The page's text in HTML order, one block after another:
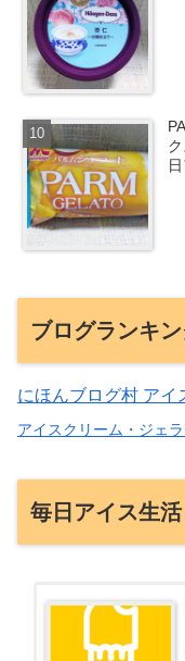
ブログランキ
にほんブログ村 アイ
アイスクリーム・ジェ
毎日アイス生